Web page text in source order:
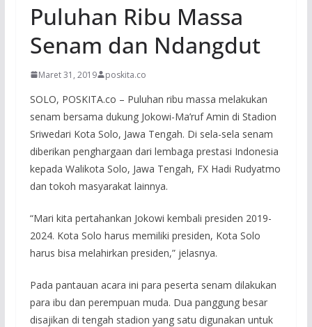
Puluhan Ribu Massa
Senam dan Ndangdut
Maret 31, 2019 poskita.co
SOLO, POSKITA.co – Puluhan ribu massa melakukan
senam bersama dukung Jokowi-Ma’ruf Amin di Stadion
Sriwedari Kota Solo, Jawa Tengah. Di sela-sela senam
diberikan penghargaan dari lembaga prestasi Indonesia
kepada Walikota Solo, Jawa Tengah, FX Hadi Rudyatmo
dan tokoh masyarakat lainnya.
“Mari kita pertahankan Jokowi kembali presiden 2019-
2024. Kota Solo harus memiliki presiden, Kota Solo
harus bisa melahirkan presiden,” jelasnya.
Pada pantauan acara ini para peserta senam dilakukan
para ibu dan perempuan muda. Dua panggung besar
disajikan di tengah stadion yang satu digunakan untuk